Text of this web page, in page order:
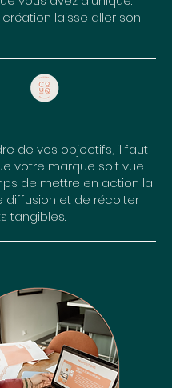
laisse aller son
de vos objectifs, il faut
votre marque soit vue.
de mettre en action la
diffusion et de récolter
tangibles.